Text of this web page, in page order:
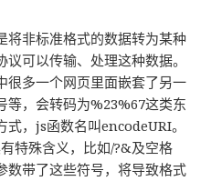
将非标准格式的数据转为某种
可以传输、处理这种数据。
很多一个网页里面嵌套了另一
等，会转码为%23%67这类东
，js函数名叫encodeURI。
特殊含义，比如/?&及空格
数带了这些符号，将导致格式